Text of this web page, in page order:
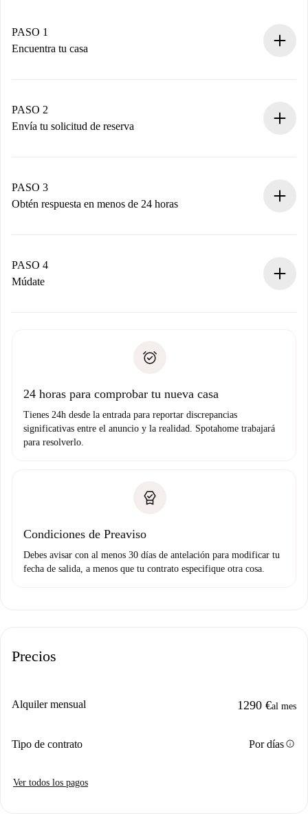
PASO 1
Encuentra tu casa
Tienes toda la información necesaria por adelantado.
PASO 2
Envía tu solicitud de reserva
propietario acepte.
PASO 3
Obtén respuesta en menos de 24 horas
contacto con el propietario.
Si es rechazada: No te haremos ningún cargo y te
Prueba de solvencia
PASO 4
Múdate
no nos comunicas ningún problema.
24 horas para comprobar tu nueva casa
Tienes 24h desde la entrada para reportar discrepancias
significativas entre el anuncio y la realidad. Spotahome trabajará
para resolverlo.
Condiciones de Preaviso
Debes avisar con al menos 30 días de antelación para modificar tu
fecha de salida, a menos que tu contrato especifique otra cosa.
Precios
Alquiler mensual 1290 €al mes
Tipo de contrato Por díasinfo
Ver todos los pagos